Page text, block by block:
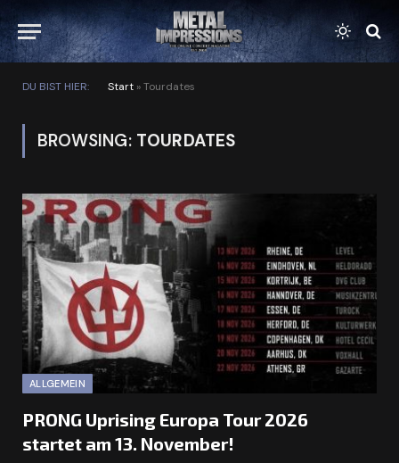
DU BIST HIER: Start »Tourdates
BROWSING: TOURDATES
ALLGEMEIN
PRONG Uprising Europa Tour 2026
startet am 13. November!